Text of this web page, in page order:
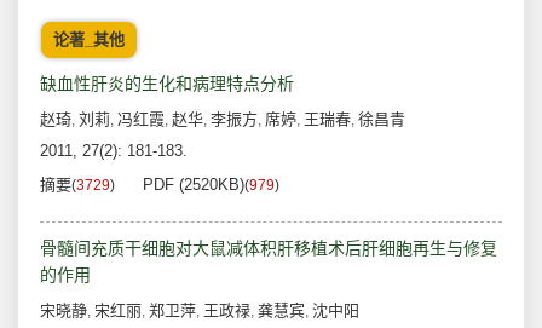
论著_其他
缺血性肝炎的生化和病理特点分析
赵琦, 刘莉, 冯红霞, 赵华, 李振方, 席婷, 王瑞春, 徐昌青
2011, 27(2): 181-183.
摘要(3729) PDF (2520KB)(979)
骨髓间充质干细胞对大鼠减体积肝移植术后肝细胞再生与修复
的作用
宋晓静, 宋红丽, 郑卫萍, 王政禄, 龚慧宾, 沈中阳